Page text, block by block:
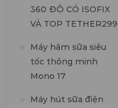
360 ĐỘ CÓ ISOFIX
VÀ TOP TETHER299
Máy hâm sữa siêu
tốc thông minh
Mono 17
Máy hút sữa điện